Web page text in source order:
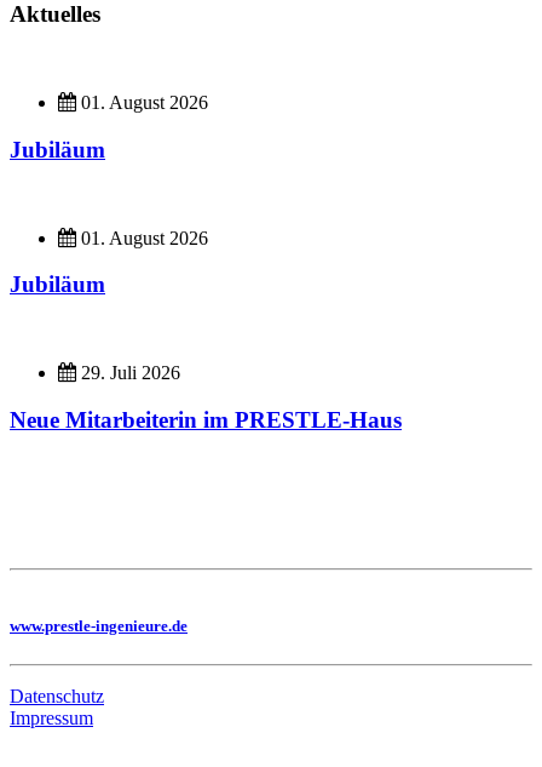
Aktuelles
01. August 2026
Jubiläum
01. August 2026
Jubiläum
29. Juli 2026
Neue Mitarbeiterin im PRESTLE-Haus
www.prestle-ingenieure.de
Datenschutz
Impressum